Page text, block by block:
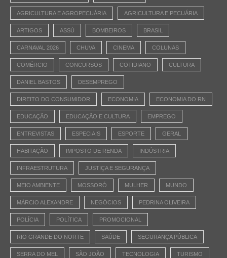
AGRICULTURA E AGROPECUÁRIA AGRICULTURA E PECUÁRIA
ARTIGOS ASSÚ BOMBEIROS BRASIL
CARNAVAL 2026 CHUVA CINEMA COLUNAS
COMÉRCIO CONCURSOS COTIDIANO CULTURA
DANIEL BASTOS DESEMPREGO
DIREITO DO CONSUMIDOR ECONOMIA ECONOMIA DO RN
EDUCAÇÃO EDUCAÇÃO E CULTURA EMPREGO
ENTREVISTAS ESPECIAIS ESPORTE GERAL
HABITAÇÃO IMPOSTO DE RENDA INDÚSTRIA
INFRAESTRUTURA JUSTIÇA E SEGURANÇA
MEIO AMBIENTE MOSSORÓ MULHER MUNDO
MÁRCIO ALEXANDRE NEGÓCIOS PEDRINA OLIVEIRA
POLÍCIA POLÍTICA PROMOCIONAL
RIO GRANDE DO NORTE SAÚDE SEGURANÇA PÚBLICA
SERRA DO MEL SÃO JOÃO TECNOLOGIA TURISMO